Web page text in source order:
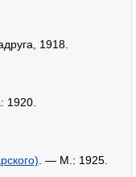
1918.
1920.
. — М.: 1925.